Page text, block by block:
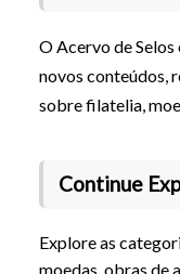
O Acervo de
novos conteúdos,
sobre filatelia,
Continue
Explore as
moedas, obras de